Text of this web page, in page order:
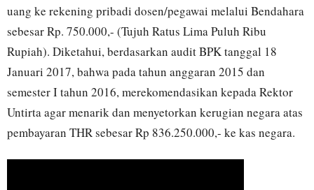
uang ke rekening pribadi dosen/pegawai melalui Bendahara
sebesar Rp. 750.000,- (Tujuh Ratus Lima Puluh Ribu
Rupiah). Diketahui, berdasarkan audit BPK tanggal 18
Januari 2017, bahwa pada tahun anggaran 2015 dan
semester I tahun 2016, merekomendasikan kepada Rektor
Untirta agar menarik dan menyetorkan kerugian negara atas
pembayaran THR sebesar Rp 836.250.000,- ke kas negara.